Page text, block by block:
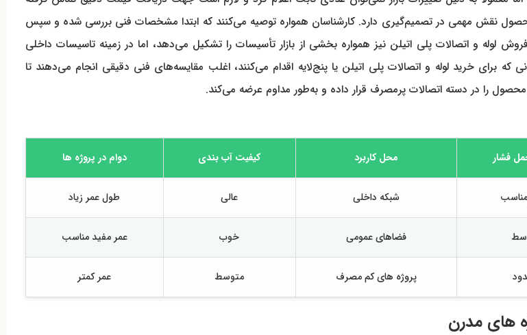
محصول نقش مهمی در تصمیم‌گیری دارد. کارشناسان همواره توصیه می‌کنند که ابتدا مشخصات فنی بررسی شده و سپس
لوله و اتصالات پلی اتیلن نیز همواره بخشی از بازار تأسیسات را تشکیل می‌دهد، اما در زمینه تاسیسات داخلی
برای خرید لوله و اتصالات پلی اتیلن یا پنج‌لایه اقدام می‌کنند، اغلب مقایسه‌های فنی دقیقی انجام می‌دهند تا
را در دسته اتصالات پرمصرف قرار داده و به‌طور مداوم عرضه می‌کند.
فشار محل کاربرد کیفیت آب بندی دوام در پروژه ها
شبکه داخلی عالی طول عمر زیاد
فضاهای عمومی خوب عمر مفید مناسب
پروژه های کم مصرف متوسط عمر کمتر